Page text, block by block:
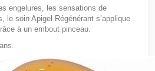
engelures, les sensations de
le soin Apigel Régénérant s’applique
à un embout pinceau.